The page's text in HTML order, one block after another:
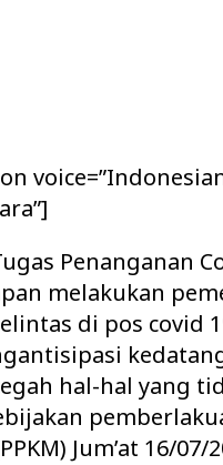
Penanganan
melakukan
di pos covid
hal-hal yang
Jum’at 16/07/